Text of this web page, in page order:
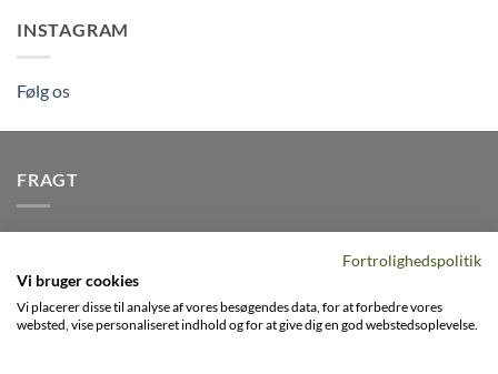
INSTAGRAM
Følg os
FRAGT
på alle pakker - Husk der er fri
levering på alle ordre over DKK395
Fortrolighedspolitik
Vi bruger cookies
Vi placerer disse til analyse af vores besøgendes data, for at forbedre vores
websted, vise personaliseret indhold og for at give dig en god webstedsoplevelse.